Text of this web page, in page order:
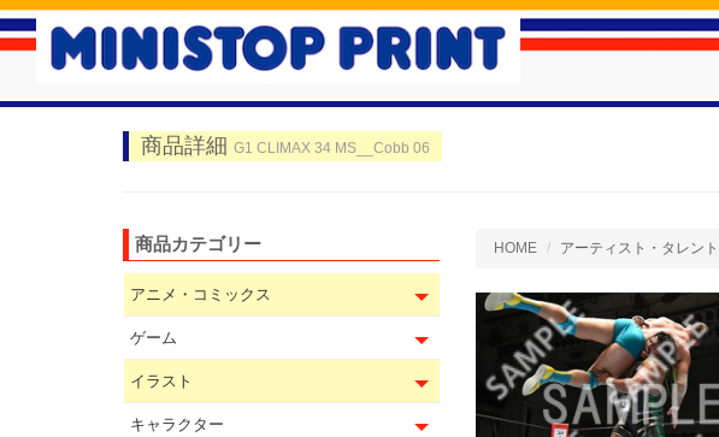
商品詳細 G1 CLIMAX 34 MS__Cobb 06
HOME アーティスト・タレン
商品カテゴリー
アニメ・コミックス
ゲーム
イラスト
キャラクター